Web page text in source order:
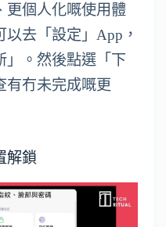
更個人化嘅使用體
去「設定」App，
」。然後點選「下
有冇未完成嘅更
解鎖